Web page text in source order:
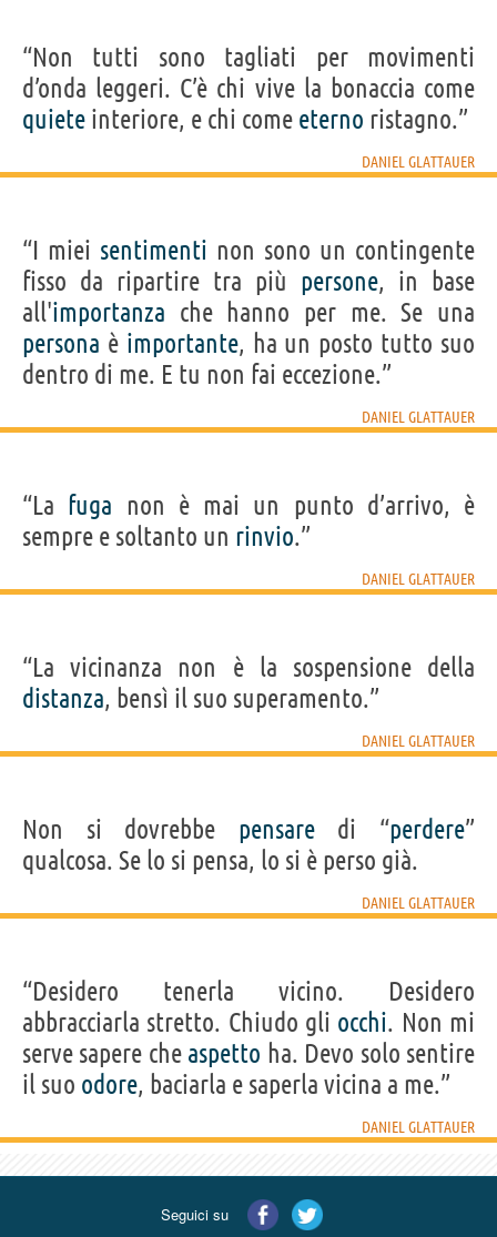
“Non tutti sono tagliati per movimenti
d’onda leggeri. C’è chi vive la bonaccia come
quiete interiore, e chi come eterno ristagno.”
DANIEL GLATTAUER
“I miei sentimenti non sono un contingente
fisso da ripartire tra più persone, in base
all'importanza che hanno per me. Se una
persona è importante, ha un posto tutto suo
dentro di me. E tu non fai eccezione.”
DANIEL GLATTAUER
“La fuga non è mai un punto d’arrivo, è
sempre e soltanto un rinvio.”
DANIEL GLATTAUER
“La vicinanza non è la sospensione della
distanza, bensì il suo superamento.”
DANIEL GLATTAUER
Non si dovrebbe pensaredi “perdere”
qualcosa. Se lo si pensa, lo si è perso già.
DANIEL GLATTAUER
“Desidero tenerla vicino. Desidero
abbracciarla stretto. Chiudo gli occhi. Non mi
serve sapere che aspetto ha. Devo solo sentire
il suo odore, baciarla e saperla vicina a me.”
DANIEL GLATTAUER
Seguici su